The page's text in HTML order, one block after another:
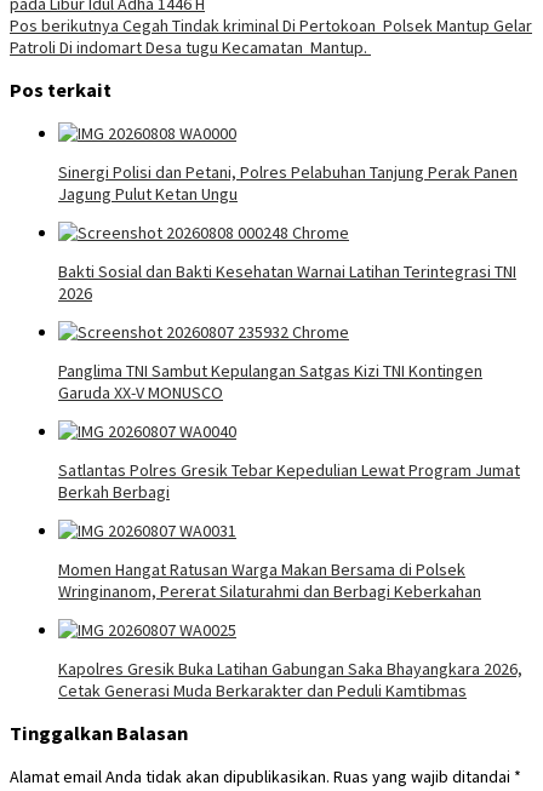
pos
Pos berikutnya Cegah Tindak kriminal Di Pertokoan Polsek Mantup Gelar
Patroli Di indomart Desa tugu Kecamatan Mantup.
Pos terkait
Sinergi Polisi dan Petani, Polres Pelabuhan Tanjung Perak Panen
Jagung Pulut Ketan Ungu
Bakti Sosial dan Bakti Kesehatan Warnai Latihan Terintegrasi TNI
2026
Panglima TNI Sambut Kepulangan Satgas Kizi TNI Kontingen
Garuda XX-V MONUSCO
Satlantas Polres Gresik Tebar Kepedulian Lewat Program Jumat
Berkah Berbagi
Momen Hangat Ratusan Warga Makan Bersama di Polsek
Wringinanom, Pererat Silaturahmi dan Berbagi Keberkahan
Kapolres Gresik Buka Latihan Gabungan Saka Bhayangkara 2026,
Cetak Generasi Muda Berkarakter dan Peduli Kamtibmas
Tinggalkan Balasan
Alamat email Anda tidak akan dipublikasikan. Ruas yang wajib ditandai *